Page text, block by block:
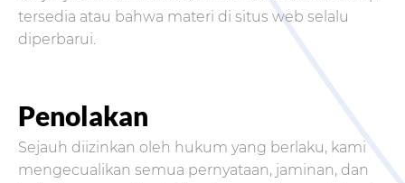
tersedia atau bahwa materi di situs web selalu
diperbarui.
Penolakan
Sejauh diizinkan oleh hukum yang berlaku, kami
mengecualikan semua pernyataan, jaminan, dan